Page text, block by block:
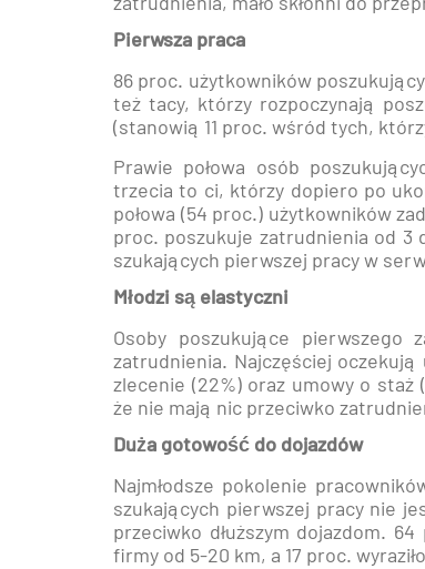
Pierwsza praca
86 proc. użytkowników
też tacy, którzy rozpoczynają
(stanowią 11 proc. wśród tych,
Prawie połowa osób
trzecia to ci, którzy dopiero po
połowa (54 proc.) użytkowników
proc. poszukuje zatrudnienia od 3
szukających pierwszej pracy w
Młodzi są elastyczni
Osoby poszukujące
zatrudnienia. Najczęściej
zlecenie (22%) oraz umowy o staż
że nie mają nic przeciwko
Duża gotowość do dojazdów
Najmłodsze pokolenie
szukających pierwszej pracy nie
przeciwko dłuższym dojazdom.
firmy od 5-20 km, a 17 proc.